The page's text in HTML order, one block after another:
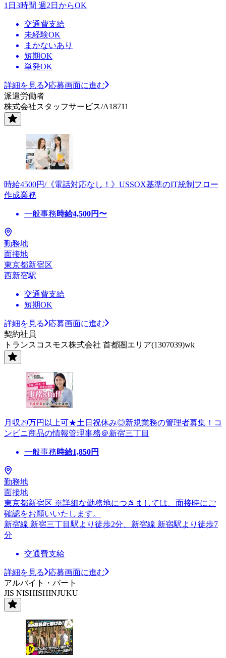
1日3時間 週2日からOK
交通費支給
未経験OK
まかないあり
短期OK
単発OK
詳細を見る
応募画面に進む
派遣労働者
株式会社スタッフサービス/A18711
時給4500円/《電話対応なし！》USSOX基準のIT統制フロー
作成業務
一般事務時給4,500円〜
勤務地
面接地
東京都新宿区
西新宿駅
交通費支給
短期OK
詳細を見る
応募画面に進む
契約社員
トランスコスモス株式会社 首都圏エリア(1307039)wk
月収29万円以上可★土日祝休み◎新規業務の管理者募集！コ
ンビニ商品の情報管理事務＠新宿三丁目
一般事務時給1,850円
勤務地
面接地
東京都新宿区 ※詳細な勤務地につきましては、面接時にご
確認をお願いいたします。
新宿線 新宿三丁目駅より徒歩2分、新宿線 新宿駅より徒歩7
分
交通費支給
詳細を見る
応募画面に進む
アルバイト・パート
JIS NISHISHINJUKU